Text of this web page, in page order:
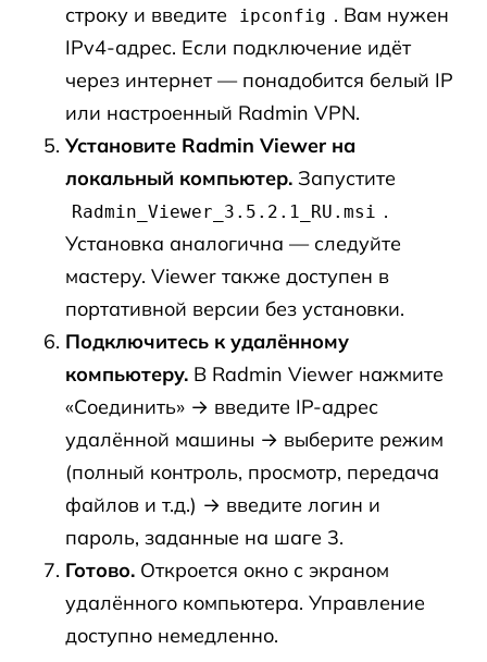
строку и введите
ipconfig . Вам нужен
IPv4-адрес. Если подключение идёт
через интернет — понадобится белый IP
или настроенный Radmin VPN.
Установите Radmin Viewer на
локальный компьютер. Запустите
Radmin_Viewer_3.5.2.1_RU.msi .
Установка аналогична — следуйте
мастеру. Viewer также доступен в
портативной версии без установки.
Подключитесь к удалённому
компьютеру. В Radmin Viewer нажмите
«Соединить» → введите IP-адрес
удалённой машины → выберите режим
(полный контроль, просмотр, передача
файлов и т.д.) → введите логин и
пароль, заданные на шаге 3.
Готово. Откроется окно с экраном
удалённого компьютера. Управление
доступно немедленно.